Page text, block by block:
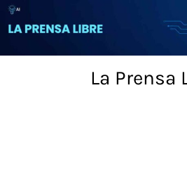
Skip
to
La Prensa